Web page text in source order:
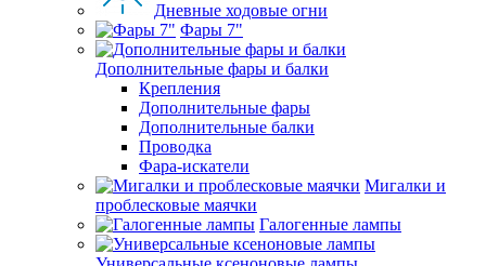
Дневные ходовые огни
Фары 7"
Дополнительные фары и балки
Крепления
Дополнительные фары
Дополнительные балки
Проводка
Фара-искатели
Мигалки и
проблесковые маячки
Галогенные лампы